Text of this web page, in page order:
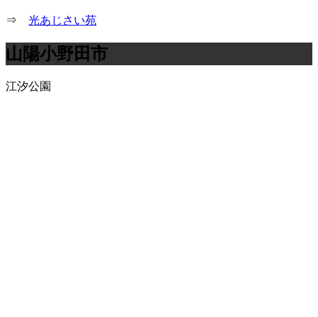
⇒ 光あじさい苑
山陽小野田市
江汐公園